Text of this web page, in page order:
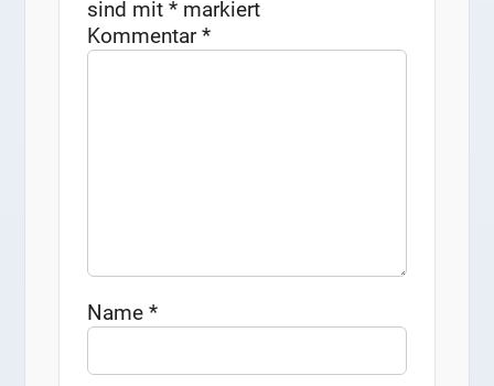
sind mit* markiert
Kommentar*
Name*